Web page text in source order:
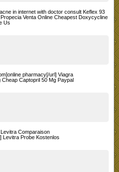
in internet with doctor consult Keflex 93
Venta Online Cheapest Doxycycline
Us
pharmacy[/url] Viagra
Captopril 50 Mg Paypal
Comparaison
Levitra Probe Kostenlos